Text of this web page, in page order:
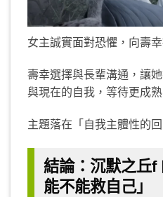
女主誠實面對恐懼，向壽
壽幸選擇與長輩溝通，讓
與現在的自我，等待更成熟
主題落在「自我主體性的回
結論：沉默之丘f
能不能救自己」